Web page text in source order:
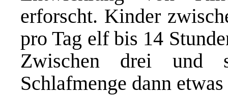
erforscht. Kinder
pro Tag elf bis 14
Zwischen drei und
Schlafmenge dann